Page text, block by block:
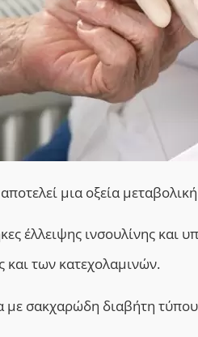
μια οξεία
έλλειψης ινσουλίνης και
και των κατεχολαμινών.
με σακχαρώδη διαβήτη